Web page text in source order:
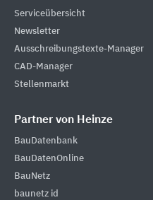
Serviceübersicht
Newsletter
Ausschreibungstexte-Manager
CAD-Manager
Stellenmarkt
Partner von Heinze
BauDatenbank
BauDatenOnline
BauNetz
baunetz id